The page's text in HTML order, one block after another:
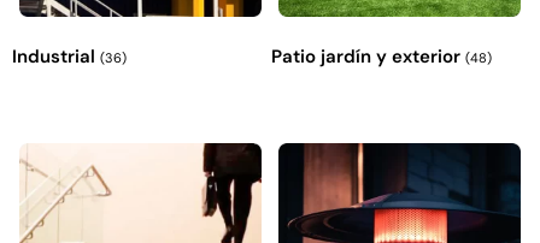
Industrial (36) Patio jardín y exterior (48)